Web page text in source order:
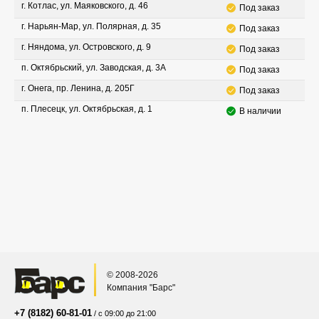
г. Котлас, ул. Маяковского, д. 46
Под заказ
г. Нарьян-Мар, ул. Полярная, д. 35
Под заказ
г. Няндома, ул. Островского, д. 9
Под заказ
п. Октябрьский, ул. Заводская, д. 3А
Под заказ
г. Онега, пр. Ленина, д. 205Г
Под заказ
п. Плесецк, ул. Октябрьская, д. 1
В наличии
© 2008-2026
Компания "Барс"
+7 (8182) 60-81-01 / с 09:00 до 21:00